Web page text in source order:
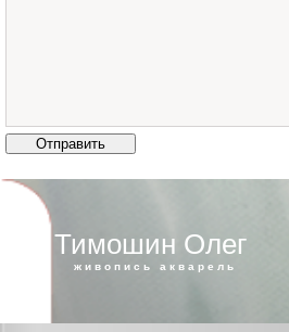
Тимошин Олег
живопись акварель